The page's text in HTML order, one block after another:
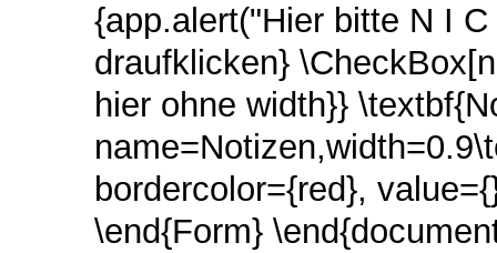
{app.alert("Hier bitte N I
draufklicken}
hier ohne width}}
bordercolor={red},
\end{Form}